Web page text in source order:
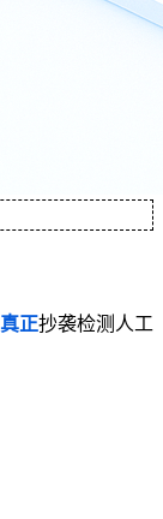
真正抄袭检测人工